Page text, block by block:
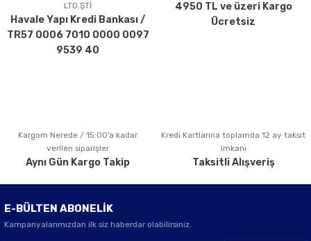
Ürün bilgilerinde hatalar bulunuyor.
Ürün fiyatı diğer sitelerden daha pahalı.
Bu ürüne benzer farklı alternatifler olmalı.
Gönder
LTD.ŞTİ
Havale Yapı Kredi Bankası /
TR57 0006 7010 0000 0097
9539 40
4950 TL ve üzeri Kargo
Ücretsiz
Kargom Nerede / 15:00’a kadar
verilen siparişler
Aynı Gün Kargo Takip
Kredi Kartlarına toplamda 12 ay taksit
imkanı
Taksitli Alışveriş
E-BÜLTEN ABONELİK
Kampanyalarımızdan ilk siz haberdar olabilirsiniz.